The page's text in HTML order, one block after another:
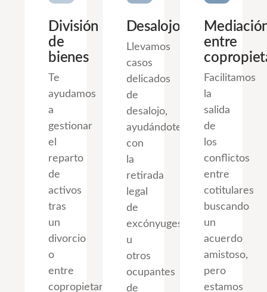
División
de
bienes
Te
ayudamos
a
gestionar
el
reparto
de
activos
tras
un
divorcio
o
entre
copropietarios,
Desalojos
Llevamos
casos
delicados
de
desalojo,
ayudándote
con
la
retirada
legal
de
excónyuges
u
otros
ocupantes
de
entre
Facilitamos
la
salida
de
los
conflictos
entre
cotitulares
buscando
un
acuerdo
amistoso,
pero
estamos